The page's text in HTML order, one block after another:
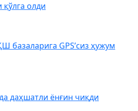
олди
базаларига GPS’сиз ҳужум
даҳшатли ёнғин чиқди